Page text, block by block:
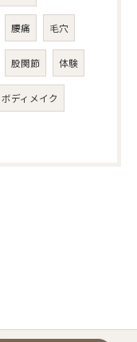
腰痛 毛穴
股関節 体験
ボディメイク